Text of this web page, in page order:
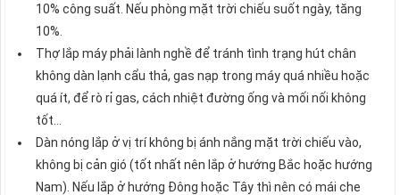
10% công suất. Nếu phòng mặt trời chiếu suốt ngày, tăng
10%.
Thợ lắp máy phải lành nghề để tránh tình trạng hút chân
không dàn lạnh cẩu thả, gas nạp trong máy quá nhiều hoặc
quá ít, để rò rỉ gas, cách nhiệt đường ống và mối nối không
tốt…
Dàn nóng lắp ở vị trí không bị ánh nắng mặt trời chiếu vào,
không bị cản gió (tốt nhất nên lắp ở hướng Bắc hoặc hướng
Nam). Nếu lắp ở hướng Đông hoặc Tây thì nên có mái che